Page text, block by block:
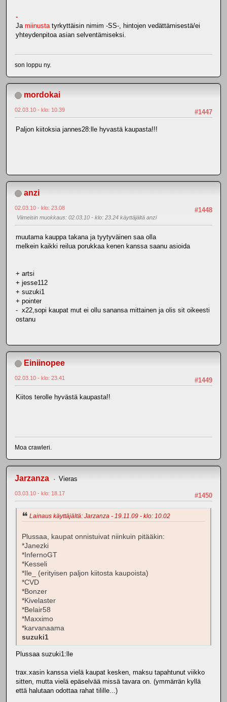
-
Ja miinustatyrkyttäisin nimim -SS-, hintojen vedättämisestä/ei
yhteydenpitoa asian selventämiseksi.
son loppu ny.
mordokai
#1447
02.03.10 - klo: 10.39
Paljon kiitoksia jannes28:lle hyvastä kaupasta!!!
anzi
#1448
02.03.10 - klo: 23.08
Viimeisin muokkaus: 02.03.10 - klo: 23.24 käyttäjältä anzi
muutama kauppa takana ja tyytyväinen saa olla
melkein kaikki reilua porukkaa kenen kanssa saanu asioida
+ artsi
+ jesse112
+ suzuki1
+ pointer
- x22,sopi kaupat mut ei ollu sanansa mittainen ja olis sit oikeesti
ostanu
Einiinopee
#1449
02.03.10 - klo: 23.41
Kiitos terolle hyvästä kaupasta!!
Moa crawleri.
Jarzanza Vieras
#1450
03.03.10 - klo: 18.17
Lainaus käyttäjältä: Jarzanza - 19.11.09 - klo: 10.02
Plussaa, kaupat onnistuivat niinkuin pitääkin:
*Janezki
*InfernoGT
*Kesseli
*Ile_ (erityisen paljon kiitosta kaupoista)
*CVD
*Bonzer
*Kivelaster
*Belair58
*Maxximo
*karvanaama
suzuki1
Plussaa suzuki1:lle
trax.xasin kanssa vielä kaupat kesken, maksu tapahtunut viikko
sitten, mutta vielä epäselvää missä tavara on. (ymmärrän kyllä
että halutaan odottaa rahat tilille...)